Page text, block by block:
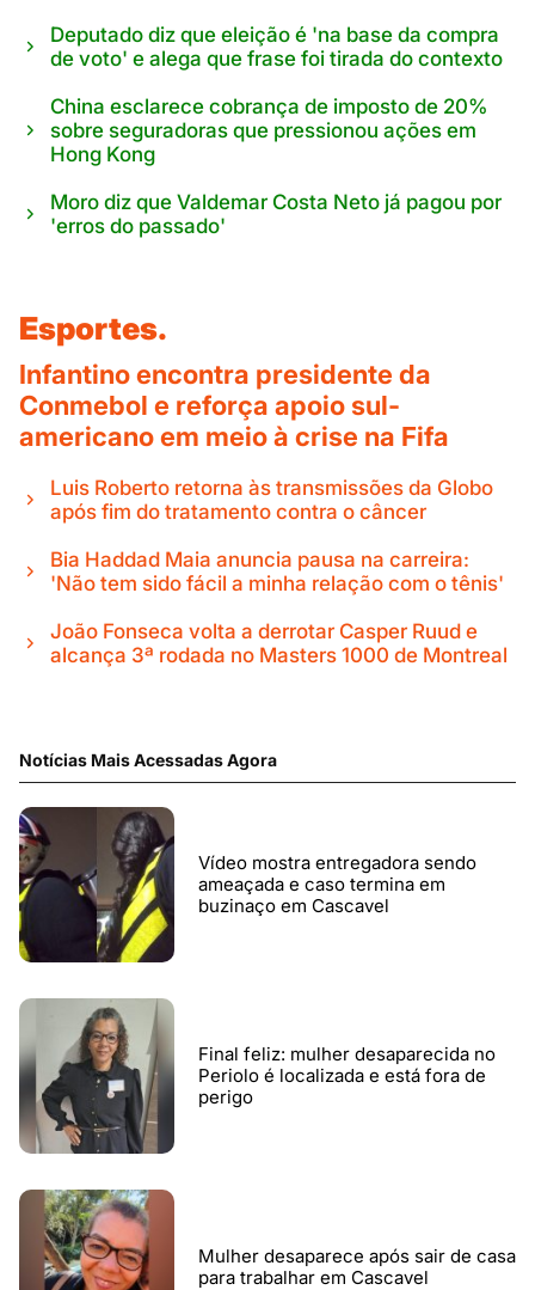
Deputado diz que eleição é 'na base da compra
de voto' e alega que frase foi tirada do contexto
China esclarece cobrança de imposto de 20%
sobre seguradoras que pressionou ações em
Hong Kong
Moro diz que Valdemar Costa Neto já pagou por
'erros do passado'
Esportes.
Infantino encontra presidente da
Conmebol e reforça apoio sul-
americano em meio à crise na Fifa
Luis Roberto retorna às transmissões da Globo
após fim do tratamento contra o câncer
Bia Haddad Maia anuncia pausa na carreira:
'Não tem sido fácil a minha relação com o tênis'
João Fonseca volta a derrotar Casper Ruud e
alcança 3ª rodada no Masters 1000 de Montreal
Notícias Mais Acessadas Agora
Vídeo mostra entregadora sendo
ameaçada e caso termina em
buzinaço em Cascavel
Final feliz: mulher desaparecida no
Periolo é localizada e está fora de
perigo
Mulher desaparece após sair de casa
para trabalhar em Cascavel